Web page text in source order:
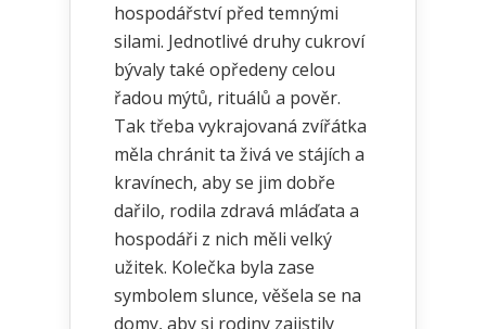
hospodářství před temnými
silami. Jednotlivé druhy cukroví
bývaly také opředeny celou
řadou mýtů, rituálů a pověr.
Tak třeba vykrajovaná zvířátka
měla chránit ta živá ve stájích a
kravínech, aby se jim dobře
dařilo, rodila zdravá mláďata a
hospodáři z nich měli velký
užitek. Kolečka byla zase
symbolem slunce, věšela se na
domy, aby si rodiny zajistily